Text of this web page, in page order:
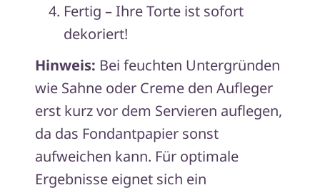
Fertig – Ihre Torte ist sofort
dekoriert!
Hinweis: Bei feuchten Untergründen
wie Sahne oder Creme den Aufleger
erst kurz vor dem Servieren auflegen,
da das Fondantpapier sonst
aufweichen kann. Für optimale
Ergebnisse eignet sich ein